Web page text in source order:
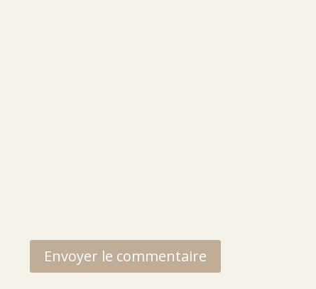
Envoyer le commentaire